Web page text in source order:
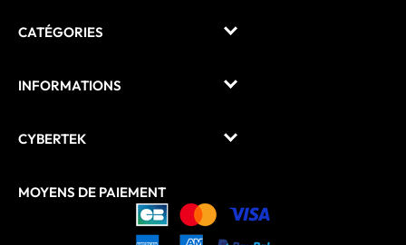
CATÉGORIES
INFORMATIONS
CYBERTEK
MOYENS DE PAIEMENT